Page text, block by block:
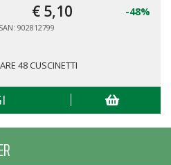
€ 5,10 -48%
902812799
48 CUSCINETTI